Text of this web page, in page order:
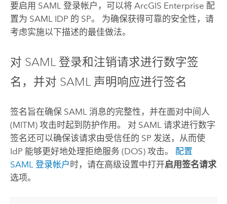
要启用 SAML登录帐户，可以将 ArcGIS Enterprise 配
置为 SAMLIDP 的 SP。 为确保获得可靠的安全性，请
考虑实施以下描述的最佳做法。
对 SAML登录和注销请求进行数字签
名，并对 SAML声明响应进行签名
签名旨在确保 SAML 消息的完整性，并在面对中间人
(MITM) 攻击时起到防护作用。 对 SAML 请求进行数字
签名还可以确保该请求由受信任的 SP 发送，从而使
IdP 能够更好地处理拒绝服务 (DOS) 攻击。 配置
SAML 登录帐户时，请在高级设置中打开启用签名请求
选项。